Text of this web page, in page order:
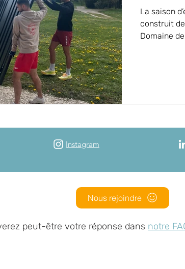
des Alpes
La saison
construit
Domaine
Instagram
Nous rejoindre
peut-être votre réponse dans notre